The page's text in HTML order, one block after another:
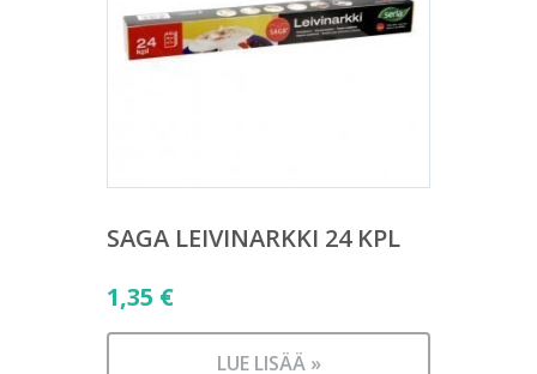
SAGA LEIVINARKKI 24 KPL
1,35 €
LUE LISÄÄ »